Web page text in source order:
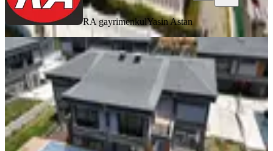
RA gayrimenkulYasin Astan
SIFIR BİNA
Projemax'tan 7/24 Güvenlikli 4+1
400m2 Lüx Fırsat Sıfır Villa
Silivri, Selimpaşa Mahallesi
·400 m² ·06.08.2026
22.000.000 ₺